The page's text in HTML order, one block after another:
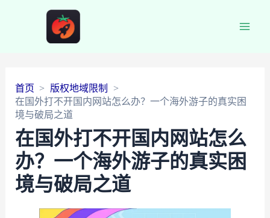
首页
版权地域限制
在国外打不开国内网站怎么办？一个海外游子的真实困
境与破局之道
在国外打不开国内网站怎么
办？一个海外游子的真实困
境与破局之道